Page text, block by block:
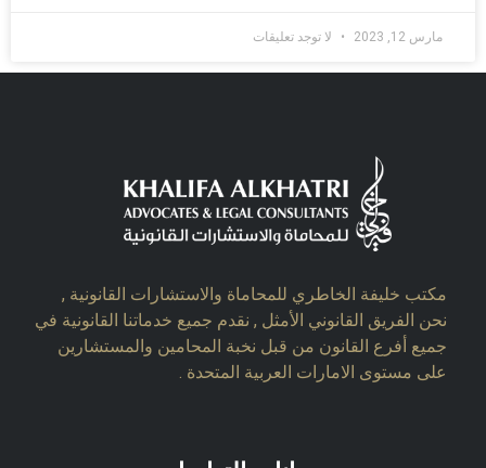
مارس 12, 2023 لا توجد تعليقات
مكتب خليفة الخاطري للمحاماة والاستشارات القانونية ,
نحن الفريق القانوني الأمثل , نقدم جميع خدماتنا القانونية في
جميع أفرع القانون من قبل نخبة المحامين والمستشارين
على مستوى الامارات العربية المتحدة .